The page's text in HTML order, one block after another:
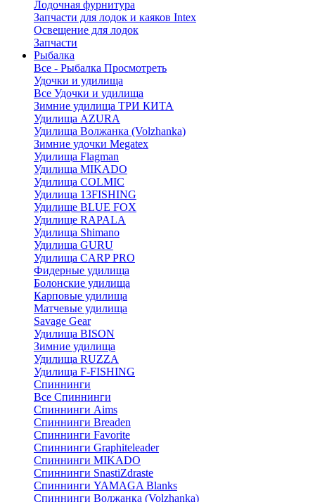
Лодочная фурнитура
Запчасти для лодок и каяков Intex
Освещение для лодок
Запчасти
Рыбалка
Все - Рыбалка Просмотреть
Удочки и удилища
Все Удочки и удилища
Зимние удилища ТРИ КИТА
Удилища AZURA
Удилища Волжанка (Volzhanka)
Зимние удочки Megatex
Удилища Flagman
Удилища MIKADO
Удилища COLMIC
Удилища 13FISHING
Удилище BLUE FOX
Удилище RAPALA
Удилища Shimano
Удилища GURU
Удилища CARP PRO
Фидерные удилища
Болонские удилища
Карповые удилища
Матчевые удилища
Savage Gear
Удилища BISON
Зимние удилища
Удилища RUZZA
Удилища F-FISHING
Спиннинги
Все Спиннинги
Спиннинги Aims
Спиннинги Breaden
Спиннинги Favorite
Спиннинги Graphiteleader
Спиннинги MIKADO
Спиннинги SnastiZdraste
Спиннинги YAMAGA Blanks
Спиннинги Волжанка (Volzhanka)